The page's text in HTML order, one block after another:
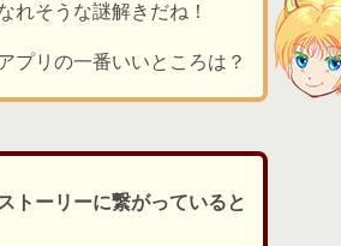
れそうな謎解きだね！
プリの一番いいところは？
トーリーに繋がっていると